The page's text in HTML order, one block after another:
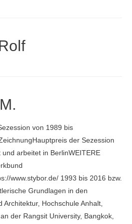
von 1989 bis
der Sezession
arbeitet in BerlinWEITERE
www.stybor.de/ 1993 bis 2016 bzw.
Grundlagen in den
Hochschule Anhalt,
der Rangsit University, Bangkok,